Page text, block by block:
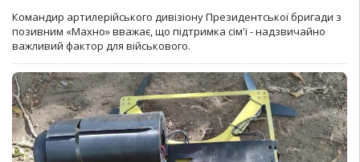
Командир артилерійського дивізіону Президентської бригади з
позивним «Махно» вважає, що підтримка сім'ї - надзвичайно
важливий фактор для військового.